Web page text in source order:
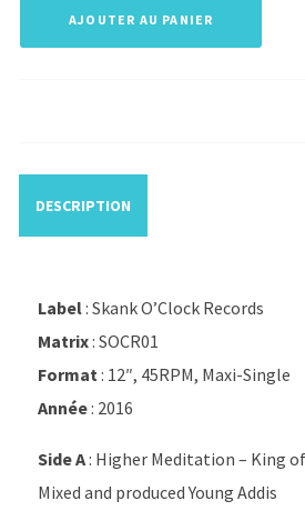
AJOUTER AU PANIER
DESCRIPTION
Label: Skank O’Clock Records
Matrix: SOCR01
Format: 12″, 45RPM, Maxi-Single
Année: 2016
Side A: Higher Meditation – King
Mixed and produced Young Addis